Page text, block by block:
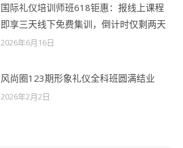
国际礼仪培训师班618钜惠：报线上课程
即享三天线下免费集训，倒计时仅剩两天
2026年6月16日
风尚圈123期形象礼仪全科班圆满结业
2026年2月2日